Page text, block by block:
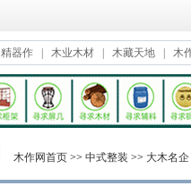
精器作 木业木材 木藏天地 木
木作网首页 >> 中式整装 >> 大木名企